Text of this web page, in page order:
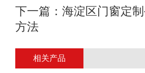
下一篇： 海淀区门窗定
方法
相关产品